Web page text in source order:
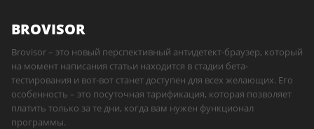
BROVISOR
Brovisor – это новый перспективный антидетект-браузер, который
на момент написания статьи находится в стадии бета-
тестирования и вот-вот станет доступен для всех желающих. Его
особенность – это посуточная тарификация, которая позволяет
платить только за те дни, когда вам нужен функционал
программы.